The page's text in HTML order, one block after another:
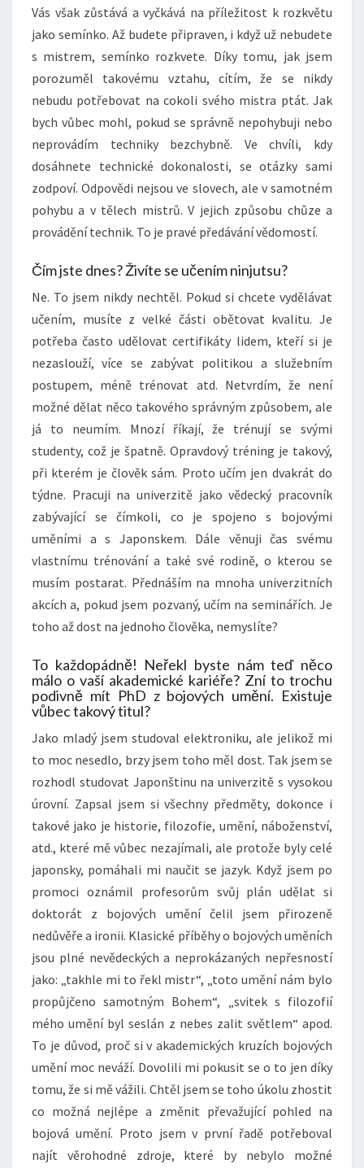
Vás však zůstává a vyčkává na příležitost k rozkvětu
jako semínko. Až budete připraven, i když už nebudete
s mistrem, semínko rozkvete. Díky tomu, jak jsem
porozuměl takovému vztahu, cítím, že se nikdy
nebudu potřebovat na cokoli svého mistra ptát. Jak
bych vůbec mohl, pokud se správně nepohybuji nebo
neprovádím techniky bezchybně. Ve chvíli, kdy
dosáhnete technické dokonalosti, se otázky sami
zodpoví. Odpovědi nejsou ve slovech, ale v samotném
pohybu a v tělech mistrů. V jejich způsobu chůze a
provádění technik. To je pravé předávání vědomostí.
Čím jste dnes? Živíte se učením ninjutsu?
Ne. To jsem nikdy nechtěl. Pokud si chcete vydělávat
učením, musíte z velké části obětovat kvalitu. Je
potřeba často udělovat certifikáty lidem, kteří si je
nezaslouží, více se zabývat politikou a služebním
postupem, méně trénovat atd. Netvrdím, že není
možné dělat něco takového správným způsobem, ale
já to neumím. Mnozí říkají, že trénují se svými
studenty, což je špatně. Opravdový tréning je takový,
při kterém je člověk sám. Proto učím jen dvakrát do
týdne. Pracuji na univerzitě jako vědecký pracovník
zabývající se čímkoli, co je spojeno s bojovými
uměními a s Japonskem. Dále věnuji čas svému
vlastnímu trénování a také své rodině, o kterou se
musím postarat. Přednáším na mnoha univerzitních
akcích a, pokud jsem pozvaný, učím na seminářích. Je
toho až dost na jednoho člověka, nemyslíte?
To každopádně! Neřekl byste nám teď něco
málo o vaší akademické kariéře? Zní to trochu
podivně mít PhD z bojových umění. Existuje
vůbec takový titul?
Jako mladý jsem studoval elektroniku, ale jelikož mi
to moc nesedlo, brzy jsem toho měl dost. Tak jsem se
rozhodl studovat Japonštinu na univerzitě s vysokou
úrovní. Zapsal jsem si všechny předměty, dokonce i
takové jako je historie, filozofie, umění, náboženství,
atd., které mě vůbec nezajímali, ale protože byly celé
japonsky, pomáhali mi naučit se jazyk. Když jsem po
promoci oznámil profesorům svůj plán udělat si
doktorát z bojových umění čelil jsem přirozeně
nedůvěře a ironii. Klasické příběhy o bojových uměních
jsou plné nevědeckých a neprokázaných nepřesností
jako: „takhle mi to řekl mistr“, „toto umění nám bylo
propůjčeno samotným Bohem“, „svitek s filozofií
mého umění byl seslán z nebes zalit světlem“ apod.
To je důvod, proč si v akademických kruzích bojových
umění moc neváží. Dovolili mi pokusit se o to jen díky
tomu, že si mě vážili. Chtěl jsem se toho úkolu zhostit
co možná nejlépe a změnit převažující pohled na
bojová umění. Proto jsem v první řadě potřeboval
najít věrohodné zdroje, které by nebylo možné